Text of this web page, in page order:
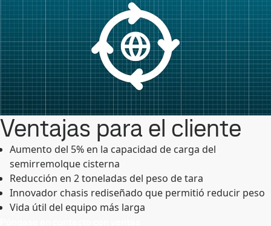
Ventajas para el cliente
Aumento del 5% en la capacidad de carga del
semirremolque cisterna
Reducción en 2 toneladas del peso de tara
Innovador chasis rediseñado que permitió reducir peso
Vida útil del equipo más larga